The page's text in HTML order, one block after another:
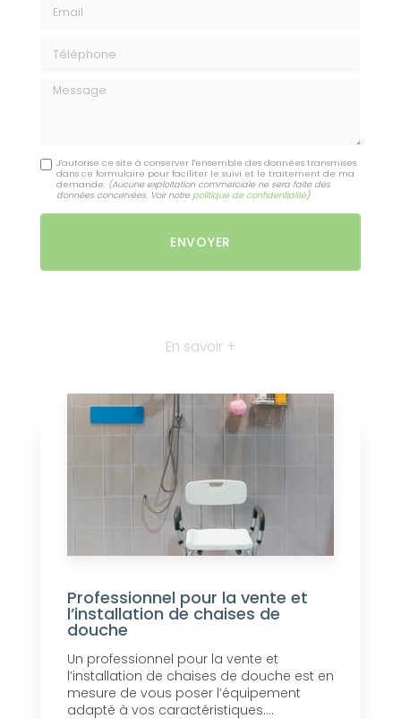
Message
J'autorise ce site à conserver l'ensemble des données transmises
dans ce formulaire pour faciliter le suivi et le traitement de ma
demande. (Aucune exploitation commerciale ne sera faite des
données concervées. Voir notre politique de confidentialité)
En savoir +
Professionnel pour la vente et
l’installation de chaises de
douche
Un professionnel pour la vente et
l’installation de chaises de douche est en
mesure de vous poser l’équipement
adapté à vos caractéristiques....